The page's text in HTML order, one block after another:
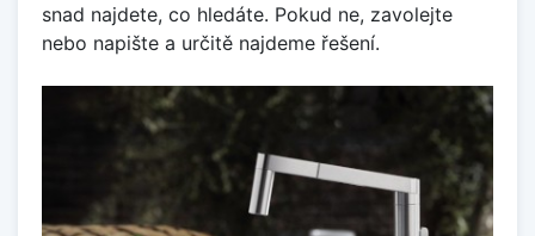
snad najdete, co hledáte. Pokud ne, zavolejte
nebo napište a určitě najdeme řešení.